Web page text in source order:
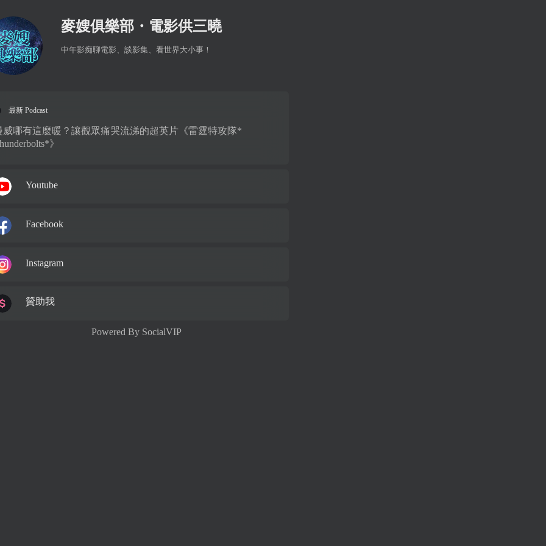
麥嫂俱樂部・電影供三曉
中年影痴聊電影、談影集、看世界大小事！
最新 Podcast
威哪有這麼暖？讓觀眾痛哭流涕的超英片《雷霆特攻隊*
》
Youtube
Facebook
Instagram
贊助我
Powered By SocialVIP